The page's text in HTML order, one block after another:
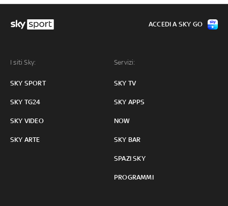
I siti Sky:
SKY SPORT
SKY TG24
SKY VIDEO
SKY ARTE
Servizi:
SKY TV
SKY APPS
NOW
SKY BAR
SPAZI SKY
PROGRAMMI
ACCEDI A SKY GO